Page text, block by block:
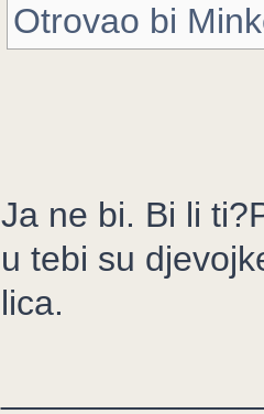
Otrovao bi
Ja ne bi. Bi li
u tebi su
lica.